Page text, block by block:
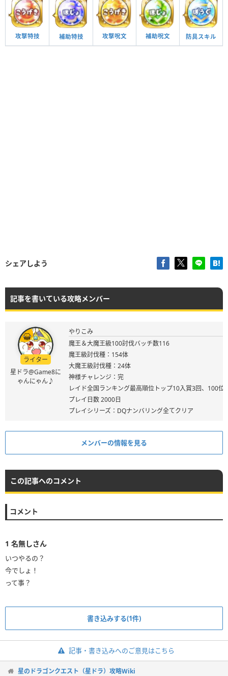
攻撃特技 補助特技 攻撃呪文 補助呪文 防具スキル
シェアしよう
記事を書いている攻略メンバー
ライター
星ドラ@Game8に
ゃんにゃん♪
やりこみ
魔王＆大魔王級100討伐バッチ数116
魔王級討伐種：154体
大魔王級討伐種：24体
神様チャレンジ：完
レイド全国ランキング最高順位トップ10入賞3回、100位
プレイ日数 2000日
プレイシリーズ：DQナンバリング全てクリア
メンバーの情報を見る
この記事へのコメント
コメント
1 名無しさん
いつやるの？
今でしょ！
って事？
書き込みする(1件)
記事・書き込みへのご意見はこちら
星のドラゴンクエスト（星ドラ）攻略Wiki